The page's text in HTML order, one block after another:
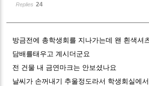
Replies 24
방금전에 총학생회를 지나가는데 왠 흰색셔
담배를태우고 계시더군요
전 건물 내 금연마크는 안보셨나요
날씨가 손꺼내기 추울정도라서 학생회실에
Sketchbook5, 스케치